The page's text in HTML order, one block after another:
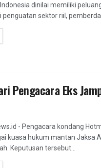
dinilai memiliki
sektor riil,
Pengacara Eks
- Pengacara kondang
kuasa hukum mantan Jaksa
Keputusan tersebut...